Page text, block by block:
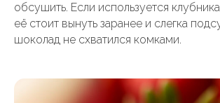
обсушить. Если используется
её стоит вынуть заранее и слегка
шоколад не схватился комками.